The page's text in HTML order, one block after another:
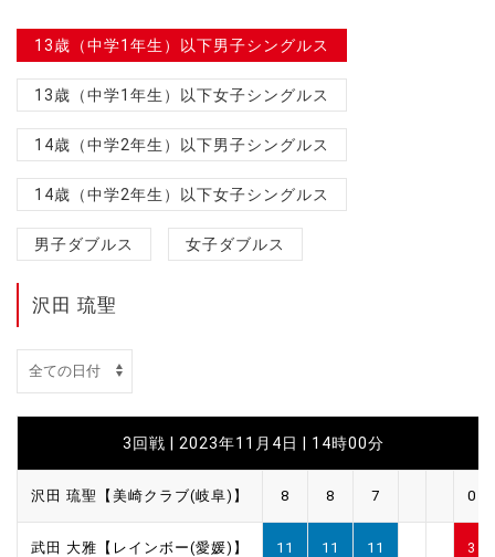
13歳（中学1年生）以下男子シングルス
13歳（中学1年生）以下女子シングルス
14歳（中学2年生）以下男子シングルス
14歳（中学2年生）以下女子シングルス
男子ダブルス 女子ダブルス
沢田 琉聖
3回戦 | 2023年11月4日 | 14時00分
沢田 琉聖【美崎クラブ(岐阜)】 8 8 7 0
武田 大雅【レインボー(愛媛)】 11 11 11 3